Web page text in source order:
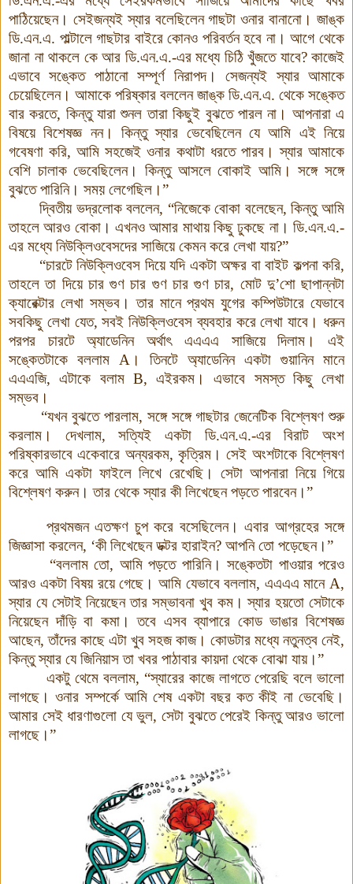
পাঠিয়েছেন। সেইজন্যই স্যার বলেছিলেন গাছটা ওনার বানানো। জাঙ্ক
ডি.এন.এ. পাল্টালে গাছটার বাইরে কোনও পরিবর্তন হবে না। আগে থেকে
জানা না থাকলে কে আর ডি.এন.এ.-এর মধ্যে চিঠি খুঁজতে যাবে? কাজেই
এভাবে সঙ্কেত পাঠানো সম্পূর্ণ নিরাপদ। সেজন্যই স্যার আমাকে
চেয়েছিলেন। আমাকে পরিষ্কার বললেন জাঙ্ক ডি.এন.এ. থেকে সঙ্কেত
বার করতে, কিন্তু যারা শুনল তারা কিছুই বুঝতে পারল না। আপনারা এ
বিষয়ে বিশেষজ্ঞ নন। কিন্তু স্যার ভেবেছিলেন যে আমি এই নিয়ে
গবেষণা করি, আমি সহজেই ওনার কথাটা ধরতে পারব। স্যার আমাকে
বেশি চালাক ভেবেছিলেন। কিন্তু আসলে বোকাই আমি। সঙ্গে সঙ্গে
বুঝতে পারিনি। সময় লেগেছিল।”
দ্বিতীয় ভদ্রলোক বললেন, “নিজেকে বোকা বলেছেন, কিন্তু আমি
তাহলে আরও বোকা। এখনও আমার মাথায় কিছু ঢুকছে না। ডি.এন.এ.-
এর মধ্যে নিউক্লিওবেসদের সাজিয়ে কেমন করে লেখা যায়?”
“চারটে নিউক্লিওবেস দিয়ে যদি একটা অক্ষর বা বাইট কল্পনা করি,
তাহলে তা দিয়ে চার গুণ চার গুণ চার গুণ চার, মোট দু’শো ছাপান্নটা
ক্যারেক্টার লেখা সম্ভব। তার মানে প্রথম যুগের কম্পিউটারে যেভাবে
সবকিছু লেখা যেত, সবই নিউক্লিওবেস ব্যবহার করে লেখা যাবে। ধরুন
পরপর চারটে অ্যাডেনিন অর্থাৎ এএএএ সাজিয়ে দিলাম। এই
সঙ্কেতটাকে বললাম A ।
তিনটে অ্যাডেনিন একটা গুয়ানিন মানে
এএএজি, এটাকে বলাম B, এইরকম ।
এভাবে সমস্ত কিছু লেখা
সম্ভব।
“যখন বুঝতে পারলাম, সঙ্গে সঙ্গে গাছটার জেনেটিক বিশ্লেষণ শুরু
করলাম। দেখলাম, সত্যিই একটা ডি.এন.এ.-এর বিরাট অংশ
পরিষ্কারভাবে একেবারে অন্যরকম, কৃত্রিম। সেই অংশটাকে বিশ্লেষণ
করে আমি একটা ফাইলে লিখে রেখেছি। সেটা আপনারা নিয়ে গিয়ে
বিশ্লেষণ করুন। তার থেকে স্যার কী লিখেছেন পড়তে পারবেন।”
প্রথমজন এতক্ষণ চুপ করে বসেছিলেন। এবার আগ্রহের সঙ্গে
জিজ্ঞাসা করলেন, ‘কী লিখেছেন ডক্টর হারাইন? আপনি তো পড়েছেন।”
“বললাম তো, আমি পড়তে পারিনি। সঙ্কেতটা পাওয়ার পরেও
আরও একটা বিষয় রয়ে গেছে। আমি যেভাবে বললাম, এএএএ মানে A,
স্যার যে সেটাই নিয়েছেন তার সম্ভাবনা খুব কম।স্যার হয়তো সেটাকে
নিয়েছেন দাঁড়ি বা কমা।তবে এসব ব্যাপারে কোড ভাঙার বিশেষজ্ঞ
আছেন, তাঁদের কাছে এটা খুব সহজ কাজ। কোডটার মধ্যে নতুনত্ব নেই,
কিন্তু স্যার যে জিনিয়াস তা খবর পাঠাবার কায়দা থেকে বোঝা যায়।”
একটু থেমে বললাম, “স্যারের কাজে লাগতে পেরেছি বলে ভালো
লাগছে। ওনার সম্পর্কে আমি শেষ একটা বছর কত কীই না ভেবেছি।
আমার সেই ধারণাগুলো যে ভুল, সেটা বুঝতে পেরেই কিন্তু আরও ভালো
লাগছে ।”